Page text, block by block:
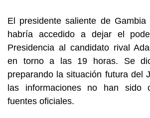
El presidente saliente de Gambia
habría accedido a dejar el
Presidencia al candidato rival
en torno a las 19 horas. Se
preparando la situación futura del
las informaciones no han sido
fuentes oficiales.